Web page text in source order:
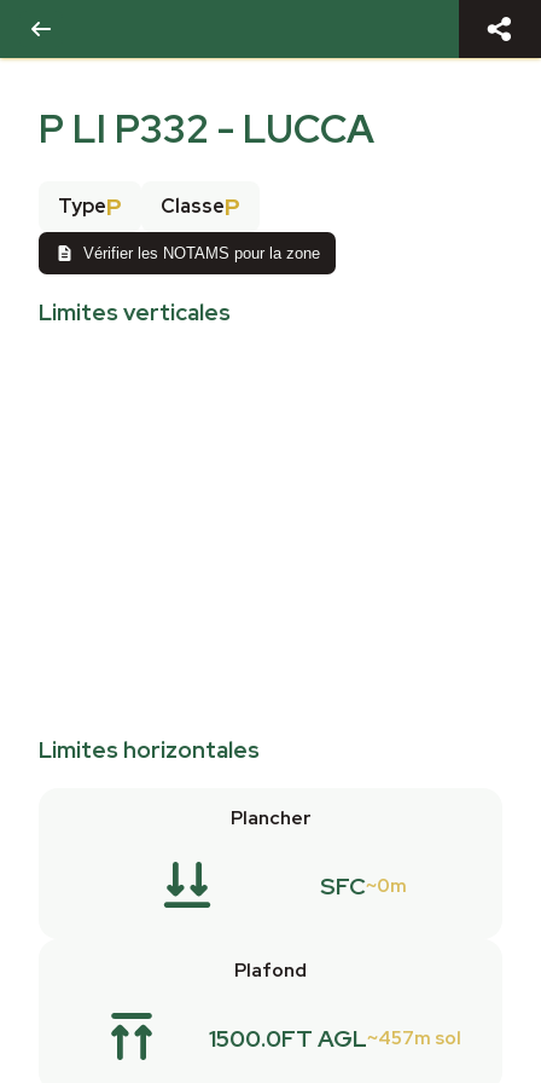
P LI P332 - LUCCA
TypeP ClasseP
Vérifier les NOTAMS pour la zone
Limites verticales
Limites horizontales
Plancher
SFC 0m
Plafond
1500.0FT AGL 457m sol